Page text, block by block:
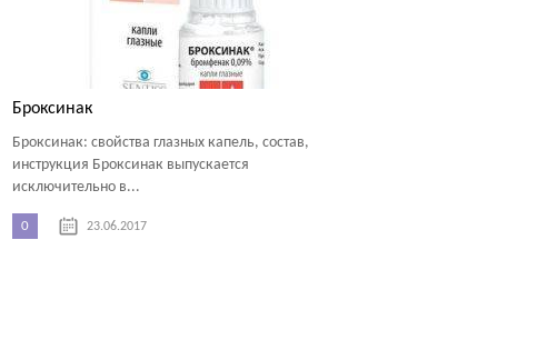
Броксинак
Броксинак: свойства глазных капель, состав,
инструкция Броксинак выпускается
исключительно в...
0 23.06.2017